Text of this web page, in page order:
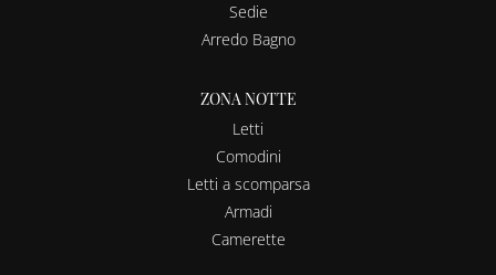
Sedie
Arredo Bagno
ZONA NOTTE
Letti
Comodini
Letti a scomparsa
Armadi
Camerette